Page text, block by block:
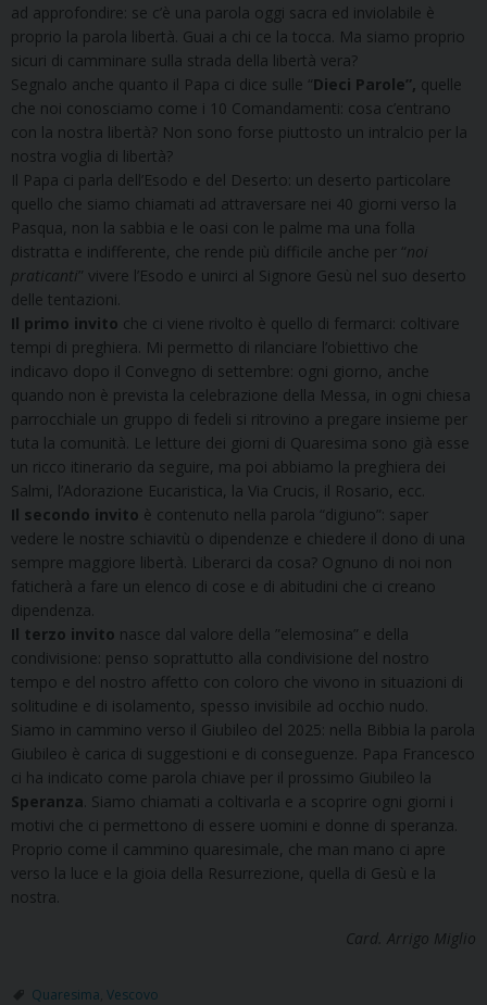
ad approfondire: se c’è una parola oggi sacra ed inviolabile è
proprio la parola libertà. Guai a chi ce la tocca. Ma siamo proprio
sicuri di camminare sulla strada della libertà vera?
Segnalo anche quanto il Papa ci dice sulle “Dieci Parole”, quelle
che noi conosciamo come i 10 Comandamenti: cosa c’entrano
con la nostra libertà? Non sono forse piuttosto un intralcio per la
nostra voglia di libertà?
Il Papa ci parla dell’Esodo e del Deserto: un deserto particolare
quello che siamo chiamati ad attraversare nei 40 giorni verso la
Pasqua, non la sabbia e le oasi con le palme ma una folla
distratta e indifferente, che rende più difficile anche per “noi
praticanti” vivere l’Esodo e unirci al Signore Gesù nel suo deserto
delle tentazioni.
Il primo invito che ci viene rivolto è quello di fermarci: coltivare
tempi di preghiera. Mi permetto di rilanciare l’obiettivo che
indicavo dopo il Convegno di settembre: ogni giorno, anche
quando non è prevista la celebrazione della Messa, in ogni chiesa
parrocchiale un gruppo di fedeli si ritrovino a pregare insieme per
tuta la comunità. Le letture dei giorni di Quaresima sono già esse
un ricco itinerario da seguire, ma poi abbiamo la preghiera dei
Salmi, l’Adorazione Eucaristica, la Via Crucis, il Rosario, ecc.
Il secondo invito è contenuto nella parola “digiuno”: saper
vedere le nostre schiavitù o dipendenze e chiedere il dono di una
sempre maggiore libertà. Liberarci da cosa? Ognuno di noi non
faticherà a fare un elenco di cose e di abitudini che ci creano
dipendenza.
Il terzo invito nasce dal valore della ”elemosina” e della
condivisione: penso soprattutto alla condivisione del nostro
tempo e del nostro affetto con coloro che vivono in situazioni di
solitudine e di isolamento, spesso invisibile ad occhio nudo.
Siamo in cammino verso il Giubileo del 2025: nella Bibbia la parola
Giubileo è carica di suggestioni e di conseguenze. Papa Francesco
ci ha indicato come parola chiave per il prossimo Giubileo la
Speranza . Siamo chiamati a coltivarla e a scoprire ogni giorni i
motivi che ci permettono di essere uomini e donne di speranza.
Proprio come il cammino quaresimale, che man mano ci apre
verso la luce e la gioia della Resurrezione, quella di Gesù e la
nostra.
Card. Arrigo Miglio
Quaresima Vescovo